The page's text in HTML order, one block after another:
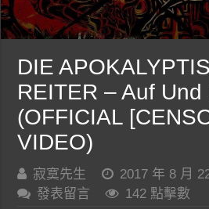
DIE
REITER – Auf Und
(OFFICIAL
VIDEO)
寂寞先生 2017 年 8 月
發表留言
142 點擊數